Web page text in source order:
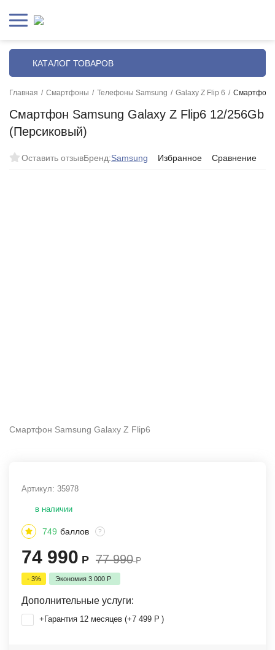
КАТАЛОГ ТОВАРОВ
Главная / Смартфоны / Телефоны Samsung / Galaxy Z Flip 6 / Смартфон
Смартфон Samsung Galaxy Z Flip6 12/256Gb
(Персиковый)
Оставить отзывБренд:Samsung Избранное Сравнение
Смартфон Samsung Galaxy Z Flip6
Артикул: 35978
в наличии
749 баллов ?
74 990 Р 77 990 Р
- 3% Экономия 3 000 Р
Дополнительные услуги:
+Гарантия 12 месяцев (+7 499 Р )